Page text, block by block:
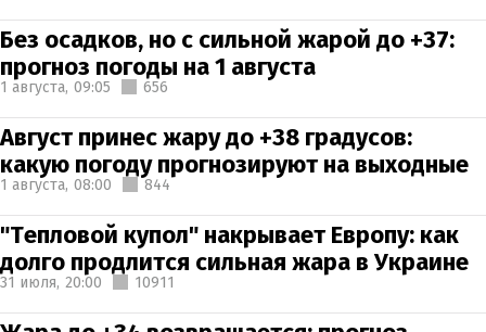
Без осадков, но с сильной жарой до +37:
прогноз погоды на 1 августа
1 августа, 09:05 656
Август принес жару до +38 градусов:
какую погоду прогнозируют на выходные
1 августа, 08:00 844
"Тепловой купол" накрывает Европу: как
долго продлится сильная жара в Украине
31 июля, 20:00 10911